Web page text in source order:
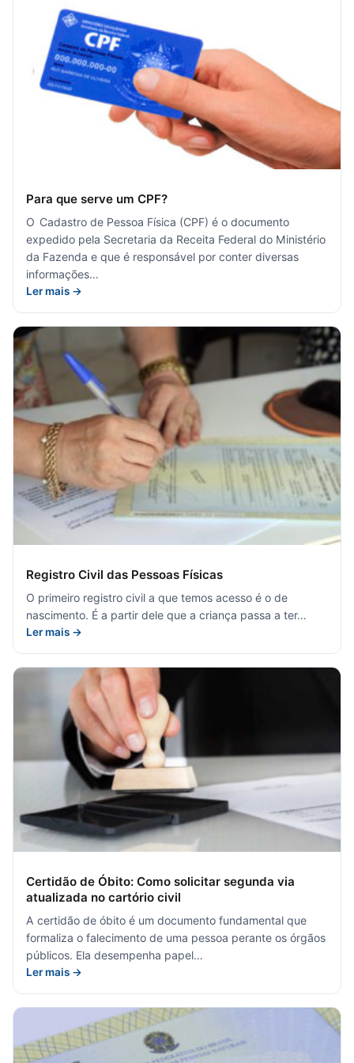
Para que serve um CPF?
O Cadastro de Pessoa Física (CPF) é o documento
expedido pela Secretaria da Receita Federal do Ministério
da Fazenda e que é responsável por conter diversas
informações…
Ler mais →
Registro Civil das Pessoas Físicas
O primeiro registro civil a que temos acesso é o de
nascimento. É a partir dele que a criança passa a ter…
Ler mais →
Certidão de Óbito: Como solicitar segunda via
atualizada no cartório civil
A certidão de óbito é um documento fundamental que
formaliza o falecimento de uma pessoa perante os órgãos
públicos. Ela desempenha papel…
Ler mais →